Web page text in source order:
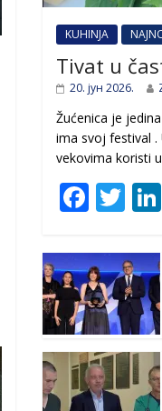
KUHINJA
Tivat u
20. јун 2026.
Žućenica je
ima svoj festival .
vekovima koristi
F
e
b
o
o
k
T
itt
er